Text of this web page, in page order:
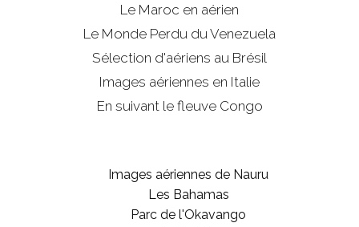
Le Maroc en aérien
Le Monde Perdu du Venezuela
Sélection d'aériens au Brésil
Images aériennes en Italie
En suivant le fleuve Congo
Images aériennes de Nauru
Les Bahamas
Parc de l'Okavango